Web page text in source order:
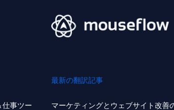
仕事ツー
最新の翻訳記事
マーケティングとウェブサイト改善